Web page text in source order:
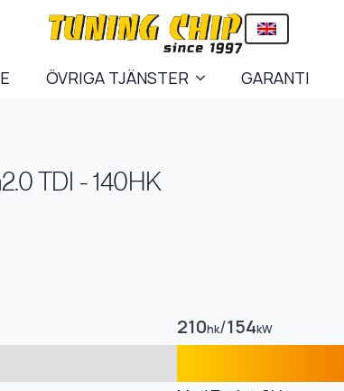
ÖVRIGA TJÄNSTER GARANTI
2.0 TDI - 140HK
210hk/154kW